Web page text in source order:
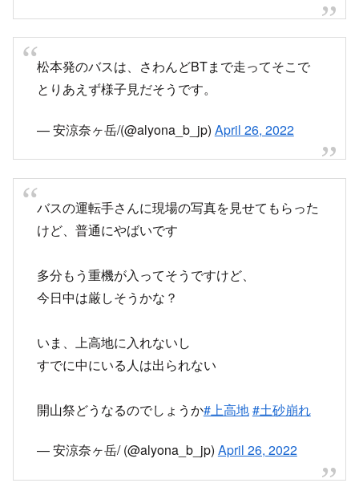
April 26, 2022
松本発のバスは、さわんどBTまで走ってそこで
とりあえず様子見だそうです。
— 安涼奈ヶ岳/(@alyona_b_jp)April 26, 2022
バスの運転手さんに現場の写真を見せてもらった
けど、普通にやばいです
多分もう重機が入ってそうですけど、
今日中は厳しそうかな？
いま、上高地に入れないし
すでに中にいる人は出られない